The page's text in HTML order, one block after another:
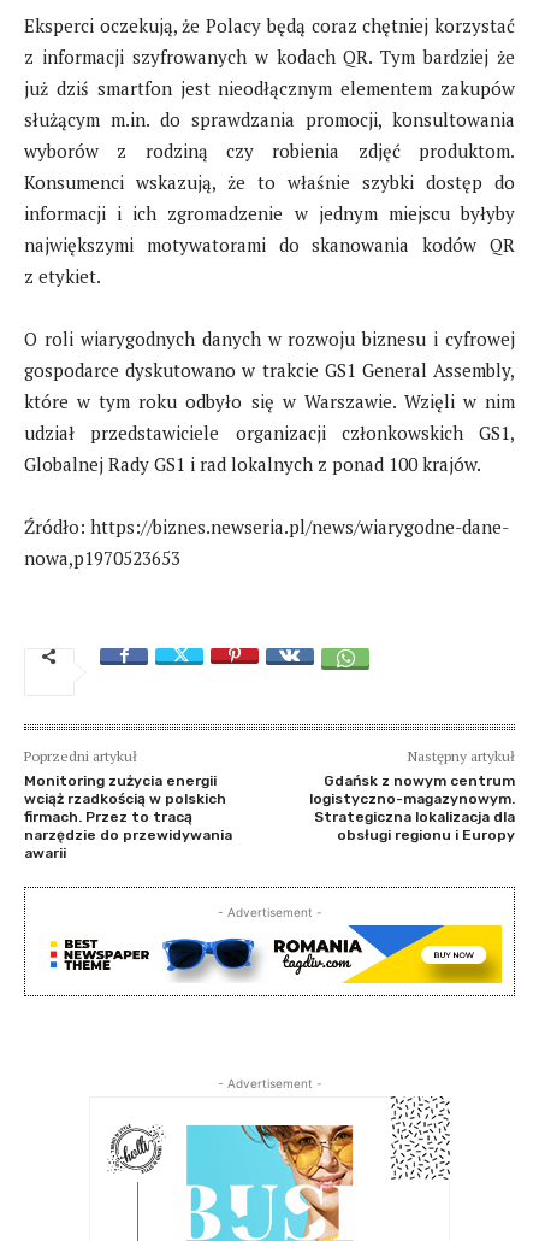
Eksperci oczekują, że Polacy będą coraz chętniej korzystać
z informacji szyfrowanych w kodach QR. Tym bardziej że
już dziś smartfon jest nieodłącznym elementem zakupów
służącym m.in. do sprawdzania promocji, konsultowania
wyborów z rodziną czy robienia zdjęć produktom.
Konsumenci wskazują, że to właśnie szybki dostęp do
informacji i ich zgromadzenie w jednym miejscu byłyby
największymi motywatorami do skanowania kodów QR
z etykiet.
O roli wiarygodnych danych w rozwoju biznesu i cyfrowej
gospodarce dyskutowano w trakcie GS1 General Assembly,
które w tym roku odbyło się w Warszawie. Wzięli w nim
udział przedstawiciele organizacji członkowskich GS1,
Globalnej Rady GS1 i rad lokalnych z ponad 100 krajów.
Źródło: https://biznes.newseria.pl/news/wiarygodne-dane-
nowa,p1970523653
Poprzedni artykuł
Monitoring zużycia energii
wciąż rzadkością w polskich
firmach. Przez to tracą
narzędzie do przewidywania
awarii
Następny artykuł
Gdańsk z nowym centrum
logistyczno-magazynowym.
Strategiczna lokalizacja dla
obsługi regionu i Europy
- Advertisement -
- Advertisement -